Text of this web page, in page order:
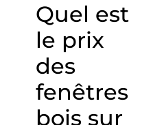
Quel est
le prix
des
fenêtres
bois sur